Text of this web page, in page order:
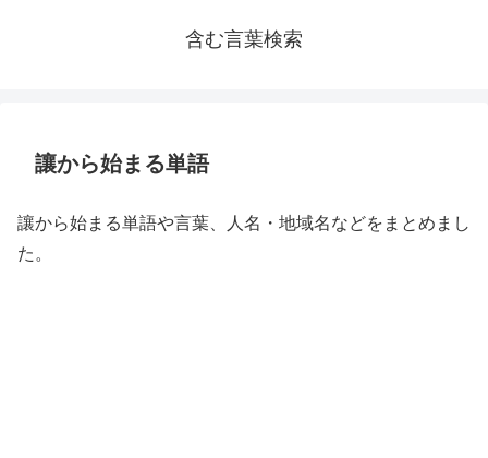
含む言葉検索
讓から始まる単語
讓から始まる単語や言葉、人名・地域名などをまとめまし
た。